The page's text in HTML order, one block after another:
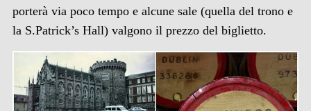
porterà via poco tempo e alcune sale (quella del trono e
la S.Patrick’s Hall) valgono il prezzo del biglietto.